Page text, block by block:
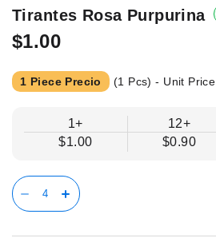
Saltar
principio
la
galería
Tirantes Rosa Purpurina
$1.00
1 Piece Precio (1 Pcs) - Unit Price
1+
$1.00
12+
$0.90